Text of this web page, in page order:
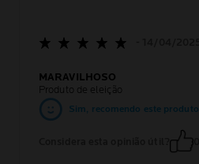
MARAVILHOSO
Produto de eleição
Sim, recomendo este produto
0